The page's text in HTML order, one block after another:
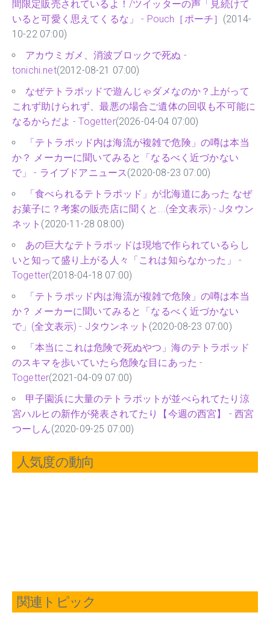
間限定販売されているよ！/ツイッターの声「見続けて
いると可愛く思えてくるな」 - Pouch［ポーチ］ (2014-
10-22 07:00)
アカウミガメ、消波ブロックで死ぬ -
tonichi.net(2012-08-21 07:00)
なぜテトラポッドで遊んじゃダメなのか？上がって
これず助けられず、最悪の場合ご遺体の回収も不可能に
なるからだよ - Togetter(2026-04-04 07:00)
「テトラポッド内は海流が複雑で危険」の噂は本当
か？ メーカーに聞いてみると「なるべく近づかない
で」 - ライブドアニュース(2020-08-23 07:00)
「食べられるテトラポッド」が北海道にあった なぜ
お菓子に？考案の販売店に聞くと...(全文表示) - Jタウン
ネット (2020-11-28 08:00)
あの巨大なテトラポッドは現地で作られているらし
いと知って盛り上がる人々「これは知らなかった」 -
Togetter(2018-04-18 07:00)
「テトラポッド内は海流が複雑で危険」の噂は本当
か？ メーカーに聞いてみると「なるべく近づかない
で」(全文表示) - Jタウンネット (2020-08-23 07:00)
「本当にこれは危険で死ぬやつ」海のテトラポッド
のスキマを歩いていたら危険な目にあった -
Togetter(2021-04-09 07:00)
甲子園浜に大量のテトラポットが並べられてたり涼
宮ハルヒの新作が発表されてたり【今週の西宮】 - 西宮
つーしん(2020-09-25 07:00)
人気度の動向
関連トピック